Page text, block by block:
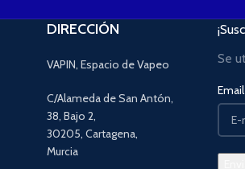
DIRECCIÓN
VAPIN, Espacio de Vapeo
C/Alameda de San Antón,
38, Bajo 2,
30205, Cartagena,
Murcia
Se
Email